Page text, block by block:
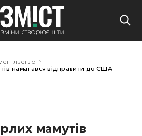
>
намагався відправити до США
мамутів